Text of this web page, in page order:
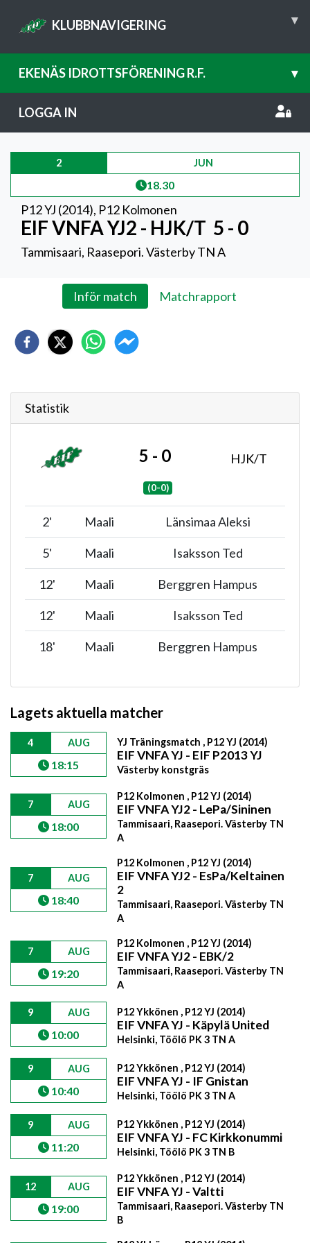
KLUBBNAVIGERING ▾
EKENÄS IDROTTSFÖRENING R.F. ▾
LOGGA IN
2 JUN
18.30
P12 YJ (2014), P12 Kolmonen
EIF VNFA YJ2 - HJK/T 5 - 0
Tammisaari, Raasepori. Västerby TN A
Inför match Matchrapport
Statistik
5 - 0 HJK/T
(0-0)
2' Maali Länsimaa Aleksi
5' Maali Isaksson Ted
12' Maali Berggren Hampus
12' Maali Isaksson Ted
18' Maali Berggren Hampus
Lagets aktuella matcher
4 AUG
18:15
YJ Träningsmatch , P12 YJ (2014)
EIF VNFA YJ - EIF P2013 YJ
Västerby konstgräs
7 AUG
18:00
P12 Kolmonen , P12 YJ (2014)
EIF VNFA YJ2 - LePa/Sininen
Tammisaari, Raasepori. Västerby TN
A
7 AUG
18:40
P12 Kolmonen , P12 YJ (2014)
EIF VNFA YJ2 - EsPa/Keltainen
2
Tammisaari, Raasepori. Västerby TN
A
7 AUG
19:20
P12 Kolmonen , P12 YJ (2014)
EIF VNFA YJ2 - EBK/2
Tammisaari, Raasepori. Västerby TN
A
9 AUG
10:00
P12 Ykkönen , P12 YJ (2014)
EIF VNFA YJ - Käpylä United
Helsinki, Töölö PK 3 TN A
9 AUG
10:40
P12 Ykkönen , P12 YJ (2014)
EIF VNFA YJ - IF Gnistan
Helsinki, Töölö PK 3 TN A
9 AUG
11:20
P12 Ykkönen , P12 YJ (2014)
EIF VNFA YJ - FC Kirkkonummi
Helsinki, Töölö PK 3 TN B
12 AUG
19:00
P12 Ykkönen , P12 YJ (2014)
EIF VNFA YJ - Valtti
Tammisaari, Raasepori. Västerby TN
B